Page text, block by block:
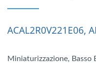
ACAL2R0V221E06,
Miniaturizzazione, Basso